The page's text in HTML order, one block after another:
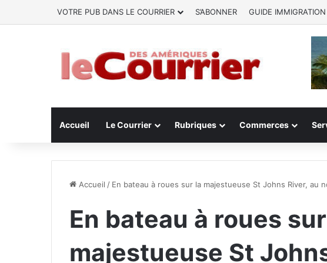
VOTRE PUB DANS LE COURRIER S’ABONNER GUIDE IMMIGRATION
Accueil Le Courrier Rubriques Commerces
Accueil / En bateau à roues sur la majestueuse St Johns River, au
En bateau à roues
majestueuse St